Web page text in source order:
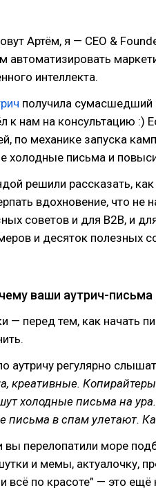
Артём, я — CEO &
автоматизировать
интеллекта.
получила сумасшедший
к нам на консультацию :)
по механике запуска
холодные письма и
решили рассказать,
вдохновение, что не
советов и для B2B, и
и десяток полезных
ваши аутрич-
— перед тем, как начать
аутричу регулярно
креативные.
холодные письма на
письма в спам улетают.
вы перелопатили море
и мемы, актуалочку,
всё по красоте” — это ещё